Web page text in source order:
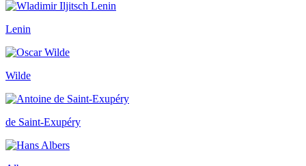
Lenin
Wilde
de Saint-Exupéry